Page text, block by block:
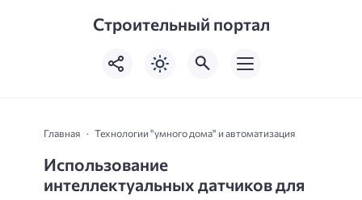
Строительный портал
Главная Технологии "умного дома" и автоматизация
Использование
интеллектуальных датчиков для